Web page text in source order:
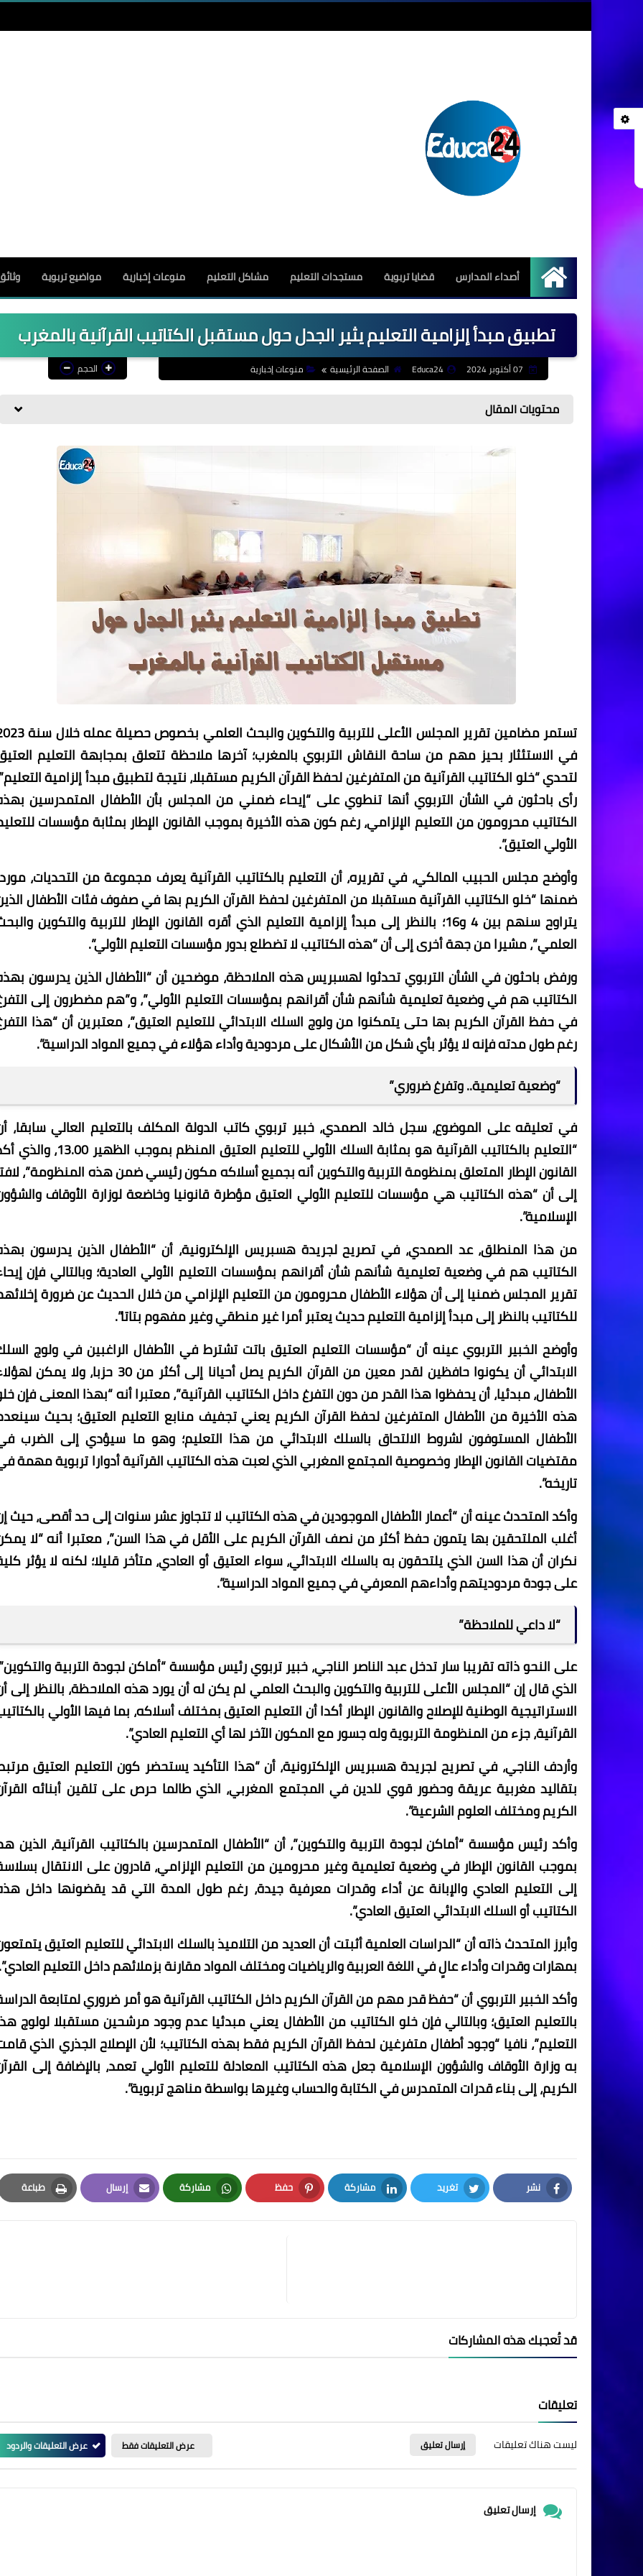
الرئيسية
أصداء المدارس قضايا تربوية مستجدات التعليم مشاكل التعليم منوعات إخبارية مواضيع تربوية
تطبيق مبدأ إلزامية التعليم يثير الجدل حول مستقبل الكتاتيب القرآنية بالمغرب
Educa24 الصفحة الرئيسية منوعات إخبارية الحجم
محتويات المقال
تستمر مضامين تقرير المجلس الأعلى للتربية والتكوين والبحث العلمي
في الاستئثار بحيز مهم من ساحة النقاش التربوي بالمغرب؛ آخرها ملاحظة تتعلق بمجابهة التعليم
لتحدي “خلو الكتاتيب القرآنية من المتفرغين لحفظ القرآن الكريم مستقبلا، نتيجة لتطبيق مبدأ إلزامية
رأى باحثون في الشأن التربوي أنها تنطوي على “إيحاء ضمني من المجلس بأن الأطفال المتمدرسين
الكتاتيب محرومون من التعليم الإلزامي، رغم كون هذه الأخيرة بموجب القانون الإطار بمثابة مؤسسات
الأولي العتيق”.
وأوضح مجلس الحبيب المالكي، في تقريره، أن التعليم بالكتاتيب القرآنية يعرف مجموعة من التحديات،
ضمنها “خلو الكتاتيب القرآنية مستقبلا من المتفرغين لحفظ القرآن الكريم بها في صفوف فئات الأطفال
يتراوح سنهم بين 4 و16؛ بالنظر إلى مبدأ إلزامية التعليم الذي أقره القانون الإطار للتربية والتكوين
العلمي”، مشيرا من جهة أخرى إلى أن “هذه الكتاتيب لا تضطلع بدور مؤسسات التعليم الأولي”.
ورفض باحثون في الشأن التربوي تحدثوا لهسبريس هذه الملاحظة، موضحين أن “الأطفال الذين يدرسون
الكتاتيب هم في وضعية تعليمية شأنهم شأن أقرانهم بمؤسسات التعليم الأولي”، و”هم مضطرون إلى
في حفظ القرآن الكريم بها حتى يتمكنوا من ولوج السلك الابتدائي للتعليم العتيق”، معتبرين أن “هذا
رغم طول مدته فإنه لا يؤثر بأي شكل من الأشكال على مردودية وأداء هؤلاء في جميع المواد الدراسية”.
“وضعية تعليمية.. وتفرغ ضروري”
في تعليقه على الموضوع، سجل خالد الصمدي، خبير تربوي كاتب الدولة المكلف بالتعليم العالي سابقا،
“التعليم بالكتاتيب القرآنية هو بمثابة السلك الأولي للتعليم العتيق المنظم بموجب الظهير
القانون الإطار المتعلق بمنظومة التربية والتكوين أنه بجميع أسلاكه مكون رئيسي ضمن هذه المنظومة”،
إلى أن “هذه الكتاتيب هي مؤسسات للتعليم الأولي العتيق مؤطرة قانونيا وخاضعة لوزارة الأوقاف
الإسلامية”.
من هذا المنطلق، عد الصمدي، في تصريح لجريدة هسبريس الإلكترونية، أن “الأطفال الذين يدرسون
الكتاتيب هم في وضعية تعليمية شأنهم شأن أقرانهم بمؤسسات التعليم الأولي العادية؛ وبالتالي فإن
تقرير المجلس ضمنيا إلى أن هؤلاء الأطفال محرومون من التعليم الإلزامي من خلال الحديث عن ضرورة
للكتاتيب بالنظر إلى مبدأ إلزامية التعليم حديث يعتبر أمرا غير منطقي وغير مفهوم بتاتا”.
وأوضح الخبير التربوي عينه أن “مؤسسات التعليم العتيق باتت تشترط في الأطفال الراغبين في ولوج
الابتدائي أن يكونوا حافظين لقدر معين من القرآن الكريم يصل أحيانا إلى أكثر من 30 حزبا، ولا
الأطفال، مبدئيا، أن يحفظوا هذا القدر من دون التفرغ داخل الكتاتيب القرآنية”، معتبرا أنه “بهذا المعنى فإن
هذه الأخيرة من الأطفال المتفرغين لحفظ القرآن الكريم يعني تجفيف منابع التعليم العتيق؛ بحيث
الأطفال المستوفون لشروط الالتحاق بالسلك الابتدائي من هذا التعليم؛ وهو ما سيؤدي إلى الضرب
مقتضيات القانون الإطار وخصوصية المجتمع المغربي الذي لعبت هذه الكتاتيب القرآنية أدوارا تربوية مهمة
تاريخه”.
وأكد المتحدث عينه أن “أعمار الأطفال الموجودين في هذه الكتاتيب لا تتجاوز عشر سنوات إلى حد أقصى، حيث
أغلب الملتحقين بها يتمون حفظ أكثر من نصف القرآن الكريم على الأقل في هذا السن”، معتبرا أنه “لا
نكران أن هذا السن الذي يلتحقون به بالسلك الابتدائي، سواء العتيق أو العادي، متأخر قليلا؛ لكنه لا يؤثر
على جودة مردوديتهم وأداءهم المعرفي في جميع المواد الدراسية”.
“لا داعي للملاحظة”
على النحو ذاته تقريبا سار تدخل عبد الناصر الناجي، خبير تربوي رئيس مؤسسة “أماكن لجودة التربية
الذي قال إن “المجلس الأعلى للتربية والتكوين والبحث العلمي لم يكن له أن يورد هذه الملاحظة، بالنظر إلى
الاستراتيجية الوطنية للإصلاح والقانون الإطار أكدا أن التعليم العتيق بمختلف أسلاكه، بما فيها الأولي
القرآنية، جزء من المنظومة التربوية وله جسور مع المكون الآخر لها أي التعليم العادي”.
وأردف الناجي، في تصريح لجريدة هسبريس الإلكترونية، أن “هذا التأكيد يستحضر كون التعليم العتيق
بتقاليد مغربية عريقة وحضور قوي للدين في المجتمع المغربي، الذي طالما حرص على تلقين أبنائه
الكريم ومختلف العلوم الشرعية”.
وأكد رئيس مؤسسة “أماكن لجودة التربية والتكوين”، أن “الأطفال المتمدرسين بالكتاتيب القرآنية، الذين
بموجب القانون الإطار في وضعية تعليمية وغير محرومين من التعليم الإلزامي، قادرون على الانتقال
إلى التعليم العادي والإبانة عن أداء وقدرات معرفية جيدة، رغم طول المدة التي قد يقضونها داخل
الكتاتيب أو السلك الابتدائي العتيق العادي”.
وأبرز المتحدث ذاته أن “الدراسات العلمية أثبتت أن العديد من التلاميذ بالسلك الابتدائي للتعليم العتيق
بمهارات وقدرات وأداء عالٍ في اللغة العربية والرياضيات ومختلف المواد مقارنة بزملائهم داخل التعليم
وأكد الخبير التربوي أن “حفظ قدر مهم من القرآن الكريم داخل الكتاتيب القرآنية هو أمر ضروري لمتابعة
بالتعليم العتيق؛ وبالتالي فإن خلو الكتاتيب من الأطفال يعني مبدئيا عدم وجود مرشحين مستقبلا لولوج
التعليم”، نافيا “وجود أطفال متفرغين لحفظ القرآن الكريم فقط بهذه الكتاتيب؛ لأن الإصلاح الجذري الذي
به وزارة الأوقاف والشؤون الإسلامية جعل هذه الكتاتيب المعادلة للتعليم الأولي تعمد، بالإضافة إلى
الكريم، إلى بناء قدرات المتمدرس في الكتابة والحساب وغيرها بواسطة مناهج تربوية”.
نشر
Facebook
تغريد
Twitter
مشاركة
LinkedIn
حفظ
Pinterest
مشاركة
Whatsapp
إرسال
Email
طباعة
Print
قد تُعجبك هذه المشاركات
تعليقات
ليست هناك تعليقات إرسال تعليق عرض التعليقات فقط عرض التعليقات والردود
إرسال تعليق